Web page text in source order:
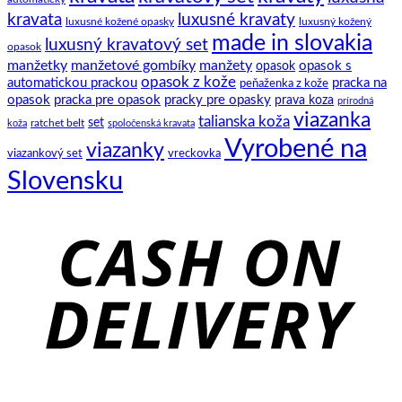
kravata luxusné kožené opasky luxusné kravaty luxusný kožený
opasok luxusný kravatový set made in slovakia
manžetky manžetové gombíky manžety opasok opasok s
automatickou prackou opasok z kože peňaženka z kože pracka na
opasok pracka pre opasok pracky pre opasky prava koza prírodná
koža ratchet belt set spoločenská kravata talianska koža viazanka
viazankový set viazanky vreckovka Vyrobené na
Slovensku